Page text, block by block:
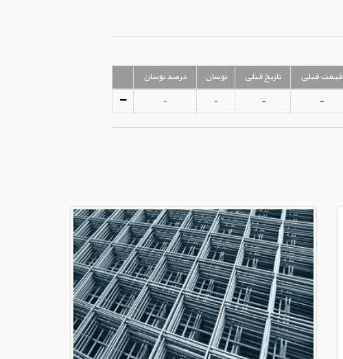
قیمت قبلی تاریخ قبلی نوسان
درصد نوسان
-
-
-
-